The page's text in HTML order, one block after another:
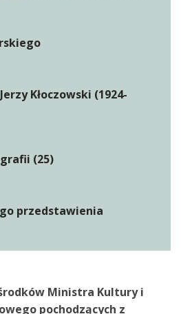
Kłoczowski (1924-
(25)
przedstawienia
Ministra Kultury i
pochodzących z